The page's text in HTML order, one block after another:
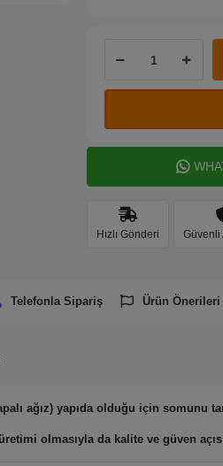
Hızlı Gönderi Güvenli
Telefonla Sipariş Ürün Önerileri
ağız) yapıda olduğu için somunu
olmasıyla da kalite ve güven